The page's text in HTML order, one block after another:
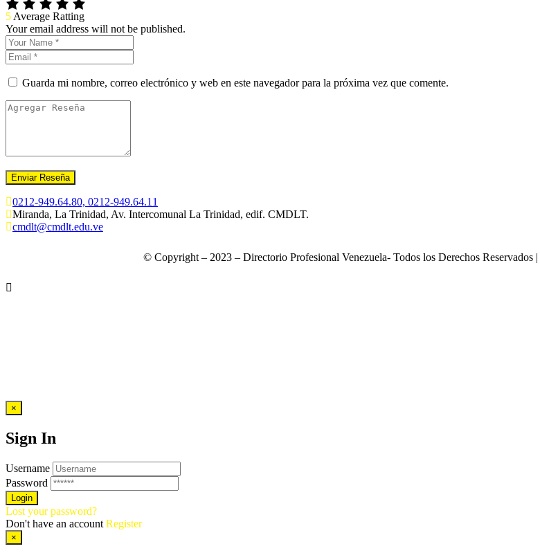
5 Average Ratting
Your email address will not be published.
Guarda mi nombre, correo electrónico y web en este navegador para la próxima vez que comente.
0212-949.64.80, 0212-949.64.11
Miranda, La Trinidad, Av. Intercomunal La Trinidad, edif. CMDLT.
cmdlt@cmdlt.edu.ve
© Copyright – 2023 – Directorio Profesional Venezuela- Todos los Derechos Reservados |
×
Sign In
Username
Password
Lost your password?
Don't have an account Register
×